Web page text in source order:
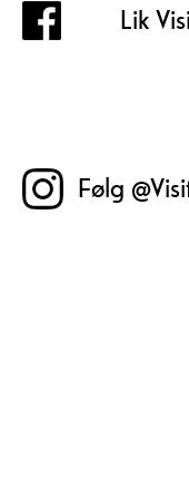
Lik
Følg